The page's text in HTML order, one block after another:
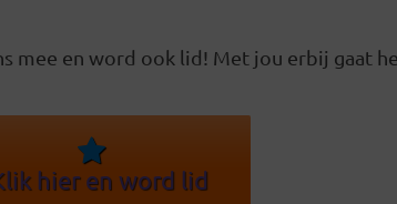
mee en word ook lid! Met jou erbij gaat
hier en word lid